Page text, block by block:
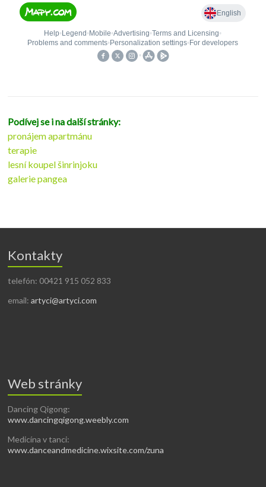
Podívej se i na další stránky:
pronájem apartmánu
terapie
lesní koupel šinrinjoku
galerie pangea
Kontakty
telefón: 00421 915 052 833
email:artyci@artyci.com
Web stránky
Dancing Qigong:
www.dancingqigong.weebly.com
Medicína v tanci:
www.danceandmedicine.wixsite.com/zuna